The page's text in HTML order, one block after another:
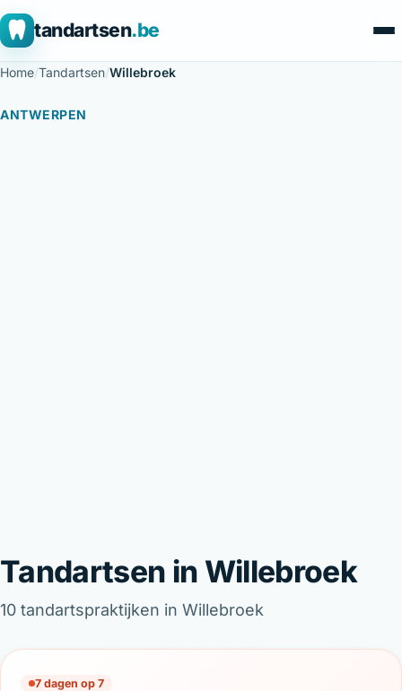
tandartsen.be
Home/Tandartsen/Willebroek
ANTWERPEN
Tandartsen in Willebroek
10 tandartspraktijken in Willebroek
7 dagen op 7